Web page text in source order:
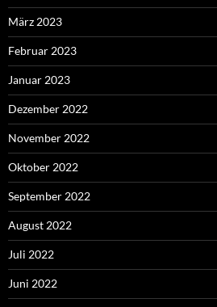
März 2023
Februar 2023
Januar 2023
Dezember 2022
November 2022
Oktober 2022
September 2022
August 2022
Juli 2022
Juni 2022